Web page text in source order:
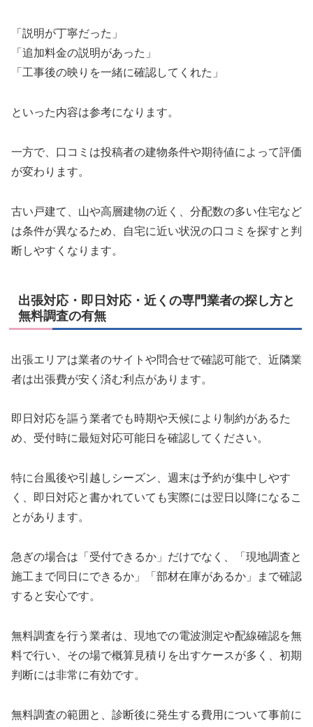
「説明が丁寧だった」
「追加料金の説明があった」
「工事後の映りを一緒に確認してくれた」
といった内容は参考になります。
一方で、口コミは投稿者の建物条件や期待値によって評価
が変わります。
古い戸建て、山や高層建物の近く、分配数の多い住宅など
は条件が異なるため、自宅に近い状況の口コミを探すと判
断しやすくなります。
出張対応・即日対応・近くの専門業者の探し方と
無料調査の有無
出張エリアは業者のサイトや問合せで確認可能で、近隣業
者は出張費が安く済む利点があります。
即日対応を謳う業者でも時期や天候により制約があるた
め、受付時に最短対応可能日を確認してください。
特に台風後や引越しシーズン、週末は予約が集中しやす
く、即日対応と書かれていても実際には翌日以降になるこ
とがあります。
急ぎの場合は「受付できるか」だけでなく、「現地調査と
施工まで同日にできるか」「部材在庫があるか」まで確認
すると安心です。
無料調査を行う業者は、現地での電波測定や配線確認を無
料で行い、その場で概算見積りを出すケースが多く、初期
判断には非常に有効です。
無料調査の範囲と、診断後に発生する費用について事前に